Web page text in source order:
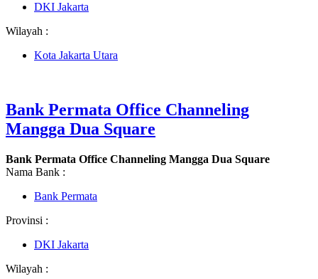
DKI Jakarta
Wilayah :
Kota Jakarta Utara
Bank Permata Office Channeling
Mangga Dua Square
Bank Permata Office Channeling Mangga Dua Square
Nama Bank :
Bank Permata
Provinsi :
DKI Jakarta
Wilayah :